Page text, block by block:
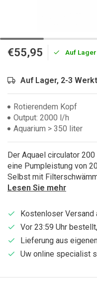
€55,95 Auf Lager
Auf Lager, 2-3
Rotierendem Kopf
Output: 2000 l/h
Aquarium > 350 liter
Der Aquael circulator
eine Pumpleistung von
Selbst mit
Lesen Sie mehr
Kostenloser Versand
Vor 23:59 Uhr
Lieferung aus
Uw online specialist